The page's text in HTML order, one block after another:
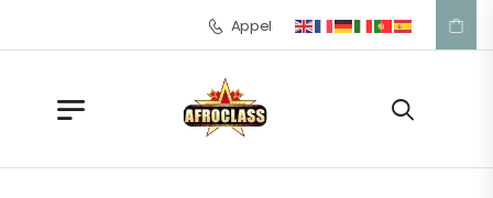
Appelez-nous: +33 1 42 57 39 53